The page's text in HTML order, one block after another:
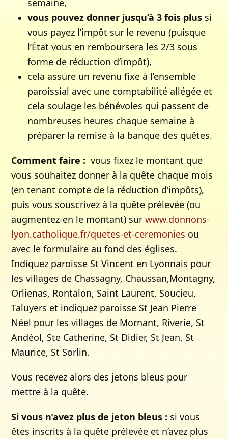
vous pouvez donner jusqu’à 3 fois plus si
vous payez l’impôt sur le revenu (puisque
l’État vous en remboursera les 2/3 sous
forme de réduction d’impôt),
cela assure un revenu fixe à l’ensemble
paroissial avec une comptabilité allégée et
cela soulage les bénévoles qui passent de
nombreuses heures chaque semaine à
préparer la remise à la banque des quêtes.
Comment faire : vous fixez le montant que
vous souhaitez donner à la quête chaque mois
(en tenant compte de la réduction d’impôts),
puis vous souscrivez à la quête prélevée (ou
augmentez-en le montant) surwww.donnons-
lyon.catholique.fr/quetes-et-ceremonies ou
avec le formulaire au fond des églises.
Indiquez paroisse St Vincent en Lyonnais pour
les villages de Chassagny, Chaussan,Montagny,
Orlienas, Rontalon, Saint Laurent, Soucieu,
Taluyers et indiquez paroisse St Jean Pierre
Néel pour les villages de Mornant, Riverie, St
Andéol, Ste Catherine, St Didier, St Jean, St
Maurice, St Sorlin.
Vous recevez alors des jetons bleus pour
mettre à la quête.
Si vous n’avez plus de jeton bleus : si vous
êtes inscrits à la quête prélevée et n’avez plus